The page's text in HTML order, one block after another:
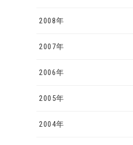
2008年
2007年
2006年
2005年
2004年